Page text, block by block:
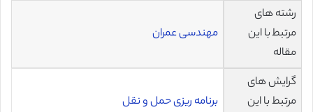
رشته های
مرتبط با این
مقاله
مهندسی عمران
گرایش های
مرتبط با این
برنامه ریزی حمل و نقل